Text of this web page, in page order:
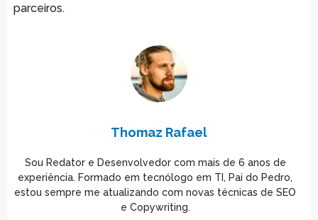
parceiros.
Thomaz Rafael
Sou Redator e Desenvolvedor com mais de 6 anos de
experiência. Formado em tecnólogo em TI, Pai do Pedro,
estou sempre me atualizando com novas técnicas de SEO
e Copywriting.